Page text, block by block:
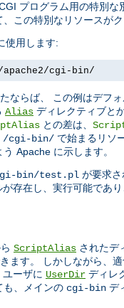
プログラム用の特別
この特別なリソースが
使用します:
cgi-bin/
ならば、 この例はデフ
Alias ディレクティブと
との差は、
/cgi-bin/ で始まるリソ
Apache に示します。
cgi-bin/test.pl が要求
存在し、実行可能であ
ScriptAlias されたデ
ます。 しかしながら、
ーザに UserDir ディレ
も、メインの cgi-bin デ